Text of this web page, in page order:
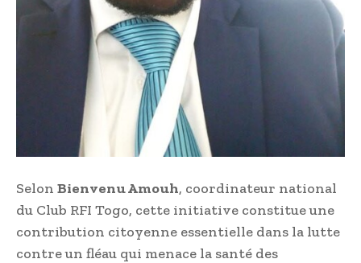
Selon Bienvenu Amouh, coordinateur national
du Club RFI Togo, cette initiative constitue une
contribution citoyenne essentielle dans la lutte
contre un fléau qui menace la santé des